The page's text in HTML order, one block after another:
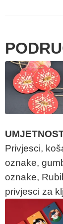
Privjesci,
oznake,
oznake,
privjesci za